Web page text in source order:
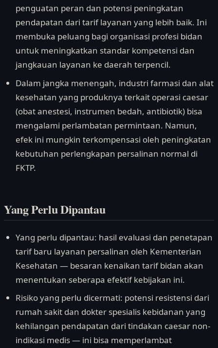
penguatan peran dan potensi peningkatan
pendapatan dari tarif layanan yang lebih baik. Ini
membuka peluang bagi organisasi profesi bidan
untuk meningkatkan standar kompetensi dan
jangkauan layanan ke daerah terpencil.
Dalam jangka menengah, industri farmasi dan alat
kesehatan yang produknya terkait operasi caesar
(obat anestesi, instrumen bedah, antibiotik) bisa
mengalami perlambatan permintaan. Namun,
efek ini mungkin terkompensasi oleh peningkatan
kebutuhan perlengkapan persalinan normal di
FKTP.
Yang Perlu Dipantau
Yang perlu dipantau: hasil evaluasi dan penetapan
tarif baru layanan persalinan oleh Kementerian
Kesehatan — besaran kenaikan tarif bidan akan
menentukan seberapa efektif kebijakan ini.
Risiko yang perlu dicermati: potensi resistensi dari
rumah sakit dan dokter spesialis kebidanan yang
kehilangan pendapatan dari tindakan caesar non-
indikasi medis — ini bisa memperlambat